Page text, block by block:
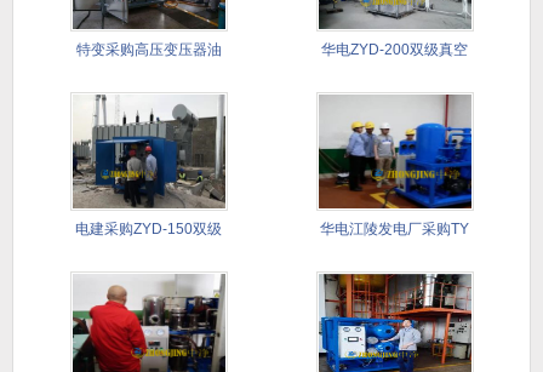
特变采购高压变压器油 华电ZYD-200双级真空
电建采购ZYD-150双级 华电江陵发电厂采购TY